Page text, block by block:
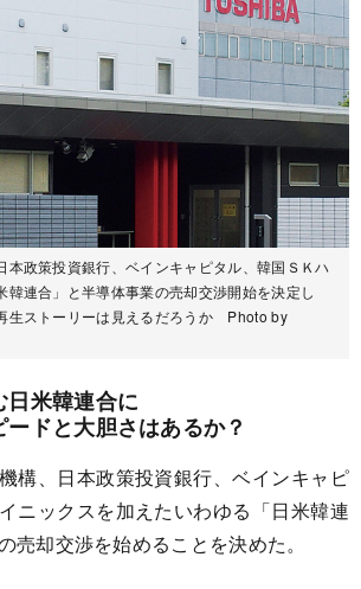
本政策投資銀行、ベインキャピタル、韓国ＳＫハ
韓連合」と半導体事業の売却交渉開始を決定し
生ストーリーは見えるだろうか Photo by
米韓連合に
ドと大胆さはあるか？
構、日本政策投資銀行、ベインキャピ
ニックスを加えたいわゆる「日米韓連
売却交渉を始めることを決めた。